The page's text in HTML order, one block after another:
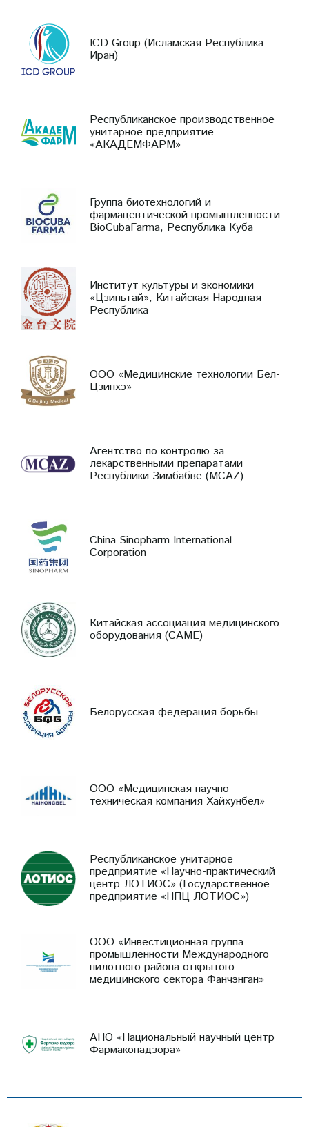
ICD Group (Исламская Республика
Иран)
Республиканское производственное
унитарное предприятие
«АКАДЕМФАРМ»
Группа биотехнологий и
фармацевтической промышленности
BioCubaFarma, Республика Куба
Институт культуры и экономики
«Цзиньтай», Китайская Народная
Республика
ООО «Медицинские технологии Бел-
Цзинхэ»
Агентство по контролю за
лекарственными препаратами
Республики Зимбабве (MCAZ)
China Sinopharm International
Corporation
Китайская ассоциация медицинского
оборудования (CAME)
Белорусская федерация борьбы
ООО «Медицинская научно-
техническая компания Хайхунбел»
Республиканское унитарное
предприятие «Научно-практический
центр ЛОТИОС» (Государственное
предприятие «НПЦ ЛОТИОС»)
ООО «Инвестиционная группа
промышленности Международного
пилотного района открытого
медицинского сектора Фанчэнган»
АНО «Национальный научный центр
Фармаконадзора»